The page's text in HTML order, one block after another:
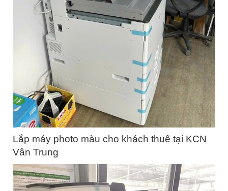
Lắp máy photo màu cho khách thuê tại KCN
Vân Trung